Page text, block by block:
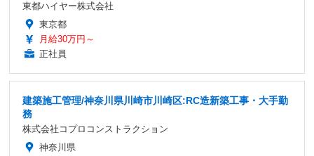
東都ハイヤー株式会社
東京都
月給30万円～
正社員
建築施工管理/神奈川県川崎市川崎区:RC造新築工事・大手勤
務
株式会社コプロコンストラクション
神奈川県